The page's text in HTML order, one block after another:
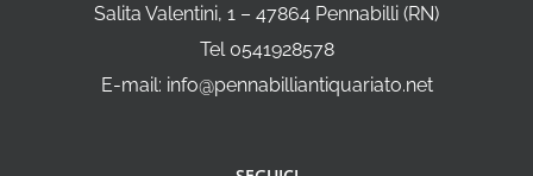
Salita Valentini, 1 – 47864 Pennabilli (RN)
Tel 0541928578
E-mail: info@pennabilliantiquariato.net